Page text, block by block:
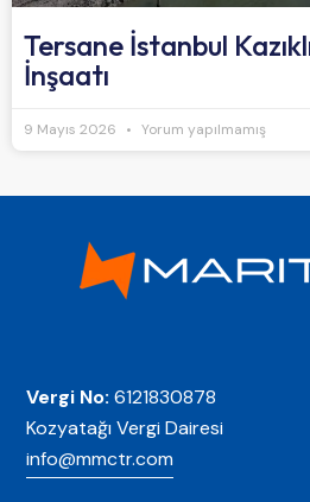
Tersane İstanbul
İnşaatı
9 Mayıs 2026 Yorum yapılmamış
Vergi No: 6121830878
Kozyatağı Vergi Dairesi
info@mmctr.com